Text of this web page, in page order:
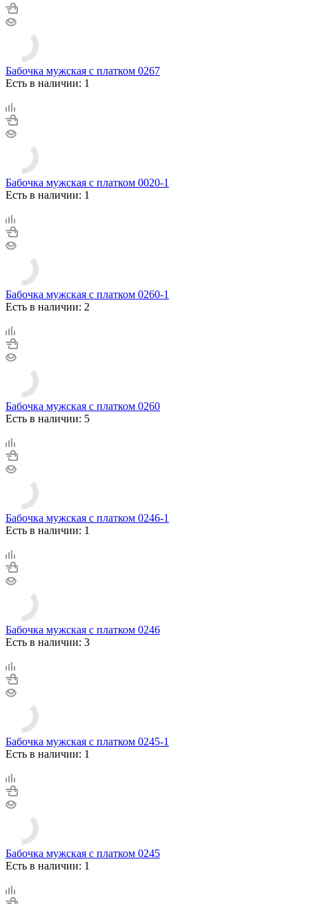
Бабочка мужская с платком 0267
Есть в наличии: 1
Бабочка мужская с платком 0020-1
Есть в наличии: 1
Бабочка мужская с платком 0260-1
Есть в наличии: 2
Бабочка мужская с платком 0260
Есть в наличии: 5
Бабочка мужская с платком 0246-1
Есть в наличии: 1
Бабочка мужская с платком 0246
Есть в наличии: 3
Бабочка мужская с платком 0245-1
Есть в наличии: 1
Бабочка мужская с платком 0245
Есть в наличии: 1